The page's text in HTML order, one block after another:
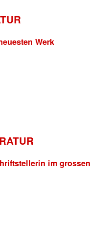
Werk
im grossen